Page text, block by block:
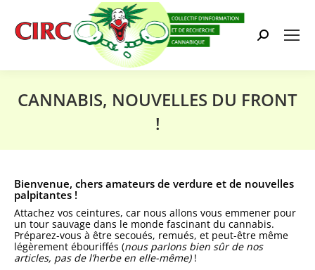
Search:
CANNABIS, NOUVELLES DU FRONT
!
Bienvenue, chers amateurs de verdure et de nouvelles
palpitantes !
Attachez vos ceintures, car nous allons vous emmener pour
un tour sauvage dans le monde fascinant du cannabis.
Préparez-vous à être secoués, remués, et peut-être même
légèrement ébouriffés (nous parlons bien sûr de nos
articles, pas de l’herbe en elle-même)!